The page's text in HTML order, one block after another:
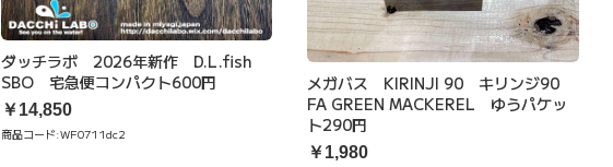
ダッチラボ 2026年新作 D.L.fish
SBO 宅急便コンパクト600円
￥14,850
商品コード:WF0711dc2
メガバス KIRINJI 90 キリンジ90
FA GREEN MACKEREL ゆうパケッ
ト290円
￥1,980